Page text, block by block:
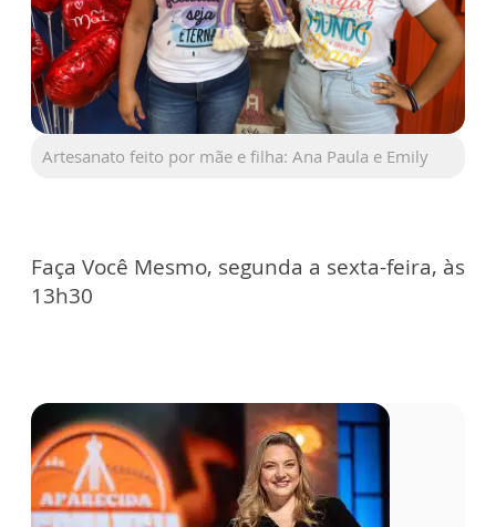
Artesanato feito por mãe e filha: Ana Paula e Emily
Faça Você Mesmo, segunda a sexta-feira, às
13h30